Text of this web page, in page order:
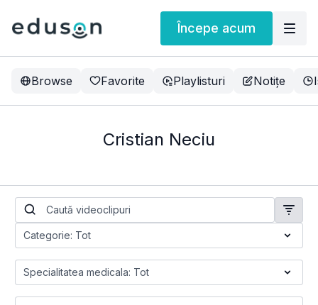
Începe acum
Browse Favorite Playlisturi Notițe
Cristian Neciu